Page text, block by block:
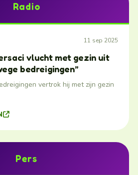
Radio
11 sep 2025
vlucht met gezin uit
bedreigingen”
vertrok hij met zijn gezin
Pers